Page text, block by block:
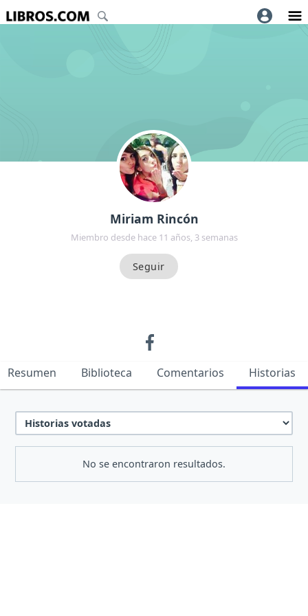
Miriam Rincón
Miembro desde hace 11 años, 3 semanas
Resumen Biblioteca Comentarios Historias
No se encontraron resultados.